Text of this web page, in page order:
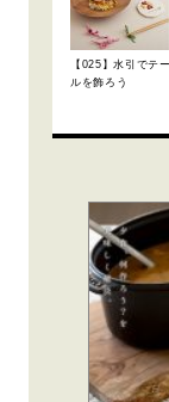
【025】水引でテ
ルを飾ろう